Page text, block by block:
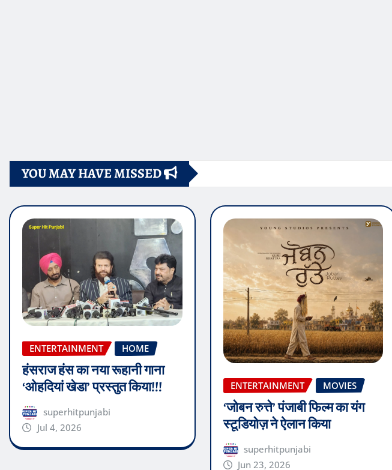
YOU MAY HAVE MISSED
ENTERTAINMENT HOME
हंसराज हंस का नया रूहानी गाना
‘ओहदियां खेडा’ प्रस्तुत किया!!!
superhitpunjabi
Jul 4, 2026
ENTERTAINMENT MOVIES
‘जोबन रुत्ते’ पंजाबी फिल्म का यंग
स्टूडियोज़ ने ऐलान किया
superhitpunjabi
Jun 23, 2026